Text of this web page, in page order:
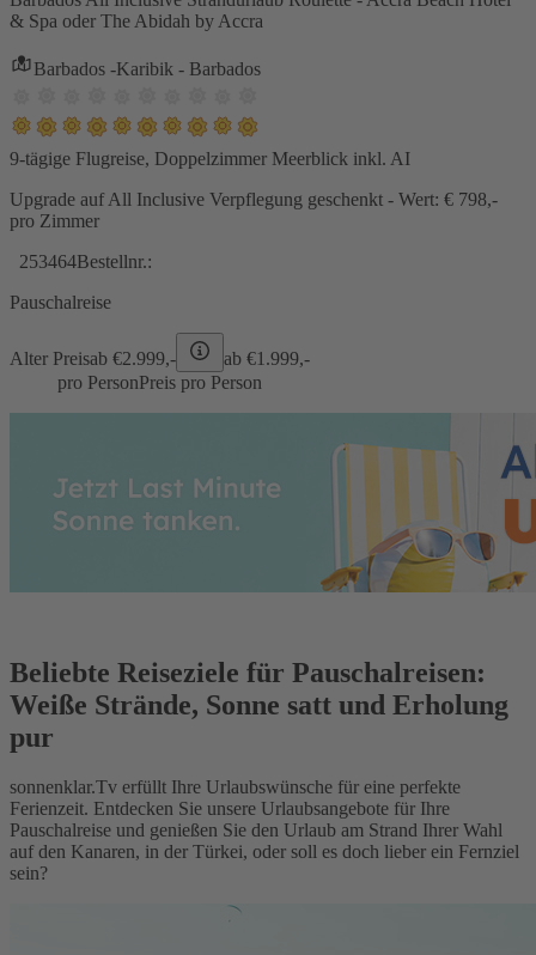
& Spa oder The Abidah by Accra
Barbados -Karibik - Barbados
9-tägige Flugreise, Doppelzimmer Meerblick inkl. AI
Upgrade auf All Inclusive Verpflegung geschenkt - Wert: € 798,-
pro Zimmer
253464Bestellnr.:
Pauschalreise
Alter Preisab €2.999,- ab €1.999,-
pro PersonPreis pro Person
Beliebte Reiseziele für Pauschalreisen:
Weiße Strände, Sonne satt und Erholung
pur
sonnenklar.Tv erfüllt Ihre Urlaubswünsche für eine perfekte
Ferienzeit. Entdecken Sie unsere Urlaubsangebote für Ihre
Pauschalreise und genießen Sie den Urlaub am Strand Ihrer Wahl
auf den Kanaren, in der Türkei, oder soll es doch lieber ein Fernziel
sein?